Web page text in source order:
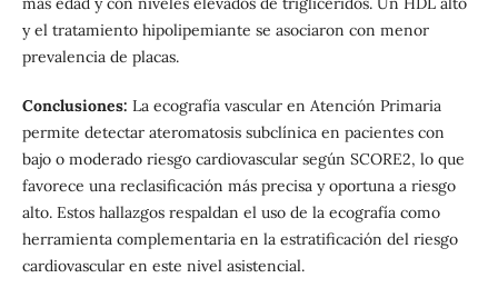
y el tratamiento hipolipemiante se asociaron con menor
prevalencia de placas.
Conclusiones: La ecografía vascular en Atención Primaria
permite detectar ateromatosis subclínica en pacientes con
bajo o moderado riesgo cardiovascular según SCORE2, lo que
favorece una reclasificación más precisa y oportuna a riesgo
alto. Estos hallazgos respaldan el uso de la ecografía como
herramienta complementaria en la estratificación del riesgo
cardiovascular en este nivel asistencial.